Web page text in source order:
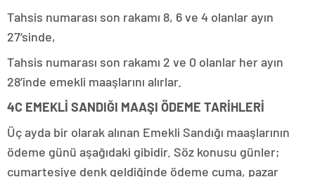
Tahsis numarası son rakamı 8, 6 ve 4 olanlar ayın
27’sinde,
Tahsis numarası son rakamı 2 ve 0 olanlar her ayın
28’inde emekli maaşlarını alırlar.
4C EMEKLİ SANDIĞI MAAŞI ÖDEME TARİHLERİ
Üç ayda bir olarak alınan Emekli Sandığı maaşlarının
ödeme günü aşağıdaki gibidir. Söz konusu günler;
cumartesiye denk geldiğinde ödeme cuma, pazar